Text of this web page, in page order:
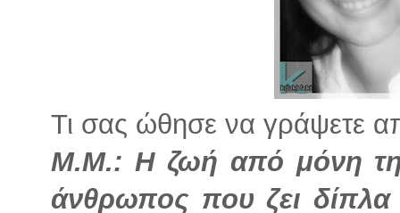
Τι σας ώθησε να γράψετε
Μ.Μ.: Η ζωή από μόνη
άνθρωπος που ζει δίπλα